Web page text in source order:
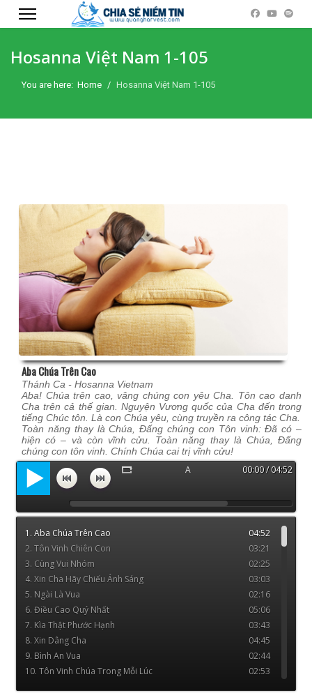
Hosanna Việt Nam 1-105
You are here: Home Hosanna Việt Nam 1-105